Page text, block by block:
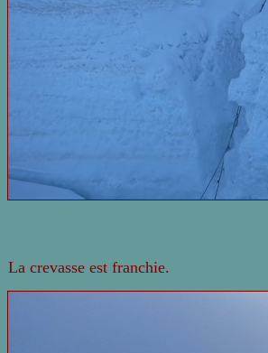
La crevasse est franchie.